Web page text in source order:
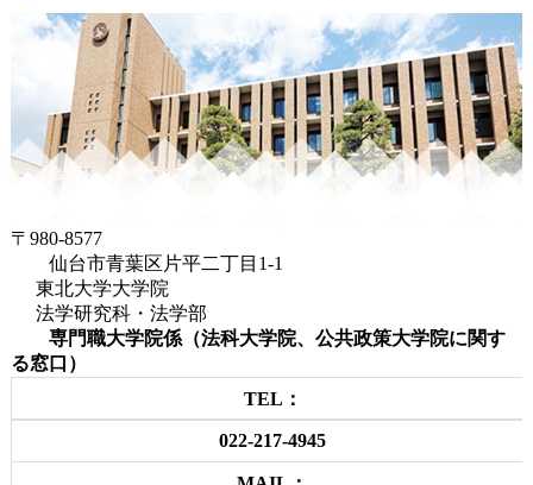
〒980-8577
仙台市青葉区片平二丁目1-1
東北大学大学院
法学研究科・法学部
専門職大学院係（法科大学院、公共政策大学院に関す
る窓口）
TEL：
022-217-4945